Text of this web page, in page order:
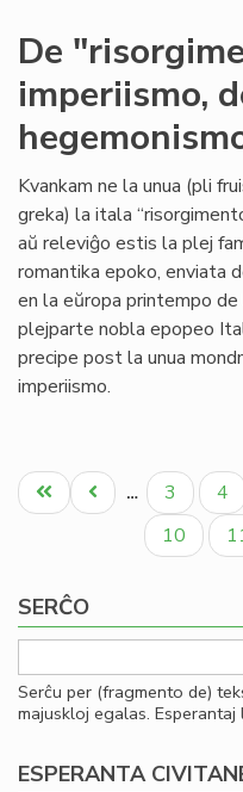
De
imperiismo,
Kvankam ne la unua (pli
greka) la itala
aŭ releviĝo estis la plej
romantika epoko, enviata
en la eŭropa printempo
plejparte nobla epopeo
precipe post la unua
imperiismo.
Pagination
Unua
paĝo
Antaŭa
paĝo
… Paĝo
3 4
Paĝo
10
SERĈO
Serĉu per (fragmento de)
majuskloj egalas.
ESPERANTA